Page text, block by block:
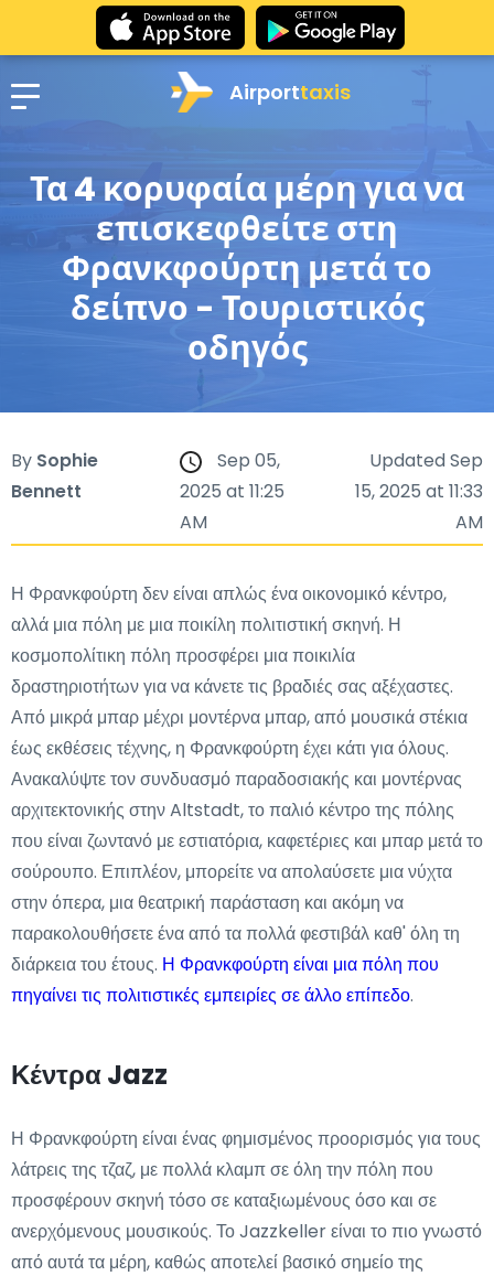
Airporttaxis
Τα 4 κορυφαία μέρη για να
επισκεφθείτε στη
Φρανκφούρτη μετά το
δείπνο - Τουριστικός
οδηγός
By Sophie
Bennett
Sep 05,
2025 at 11:25
AM
Updated Sep
15, 2025 at 11:33
AM
Η Φρανκφούρτη δεν είναι απλώς ένα οικονομικό κέντρο,
αλλά μια πόλη με μια ποικίλη πολιτιστική σκηνή. Η
κοσμοπολίτικη πόλη προσφέρει μια ποικιλία
δραστηριοτήτων για να κάνετε τις βραδιές σας αξέχαστες.
Από μικρά μπαρ μέχρι μοντέρνα μπαρ, από μουσικά στέκια
έως εκθέσεις τέχνης, η Φρανκφούρτη έχει κάτι για όλους.
Ανακαλύψτε τον συνδυασμό παραδοσιακής και μοντέρνας
αρχιτεκτονικής στην Altstadt, το παλιό κέντρο της πόλης
που είναι ζωντανό με εστιατόρια, καφετέριες και μπαρ μετά το
σούρουπο. Επιπλέον, μπορείτε να απολαύσετε μια νύχτα
στην όπερα, μια θεατρική παράσταση και ακόμη να
παρακολουθήσετε ένα από τα πολλά φεστιβάλ καθ' όλη τη
διάρκεια του έτους. Η Φρανκφούρτη είναι μια πόλη που
πηγαίνει τις πολιτιστικές εμπειρίες σε άλλο επίπεδο.
Κέντρα Jazz
Η Φρανκφούρτη είναι ένας φημισμένος προορισμός για τους
λάτρεις της τζαζ, με πολλά κλαμπ σε όλη την πόλη που
προσφέρουν σκηνή τόσο σε καταξιωμένους όσο και σε
ανερχόμενους μουσικούς. Το Jazzkeller είναι το πιο γνωστό
από αυτά τα μέρη, καθώς αποτελεί βασικό σημείο της